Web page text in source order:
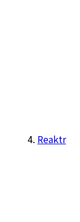
Reaktr